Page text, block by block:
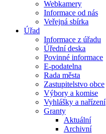
Webkamery
Informace od nás
Veřejná sbírka
Úřad
Informace z úřadu
Úřední deska
Povinné informace
E-podatelna
Rada města
Zastupitelstvo obce
Výbory a komise
Vyhlášky a nařízení
Granty
Aktuální
Archivní